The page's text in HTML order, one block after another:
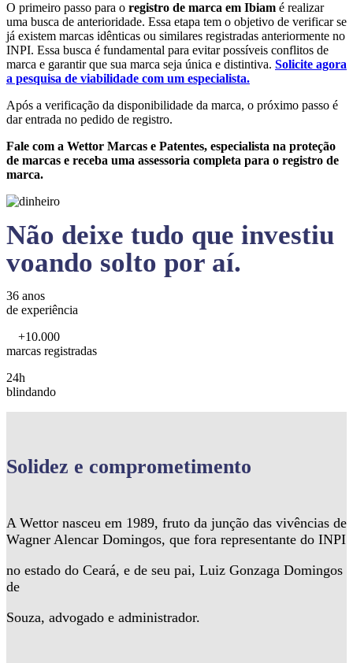
O primeiro passo para o registro de marca em Ibiam é realizar
uma busca de anterioridade. Essa etapa tem o objetivo de verificar se
já existem marcas idênticas ou similares registradas anteriormente no
INPI. Essa busca é fundamental para evitar possíveis conflitos de
marca e garantir que sua marca seja única e distintiva. Solicite agora
a pesquisa de viabilidade com um especialista.
Após a verificação da disponibilidade da marca, o próximo passo é
dar entrada no pedido de registro.
Fale com a Wettor Marcas e Patentes, especialista na proteção
de marcas e receba uma assessoria completa para o registro de
marca.
Não deixe tudo que investiu
voando solto por aí.
36 anos
de experiência
+10.000
marcas registradas
24h
blindando
Solidez e comprometimento
A Wettor nasceu em 1989, fruto da junção das vivências de
Wagner Alencar Domingos, que fora representante do INPI
no estado do Ceará, e de seu pai, Luiz Gonzaga Domingos
de
Souza, advogado e administrador.